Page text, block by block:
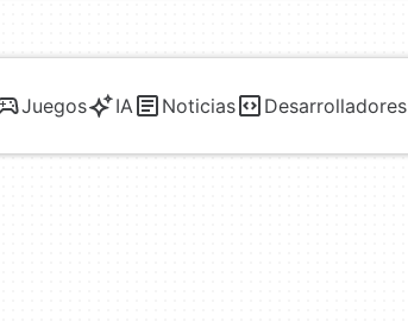
Juegos IA Noticias Desarrolladores